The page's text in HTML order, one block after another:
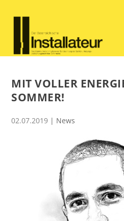
MIT VOLLER
SOMMER!
02.07.2019 | News